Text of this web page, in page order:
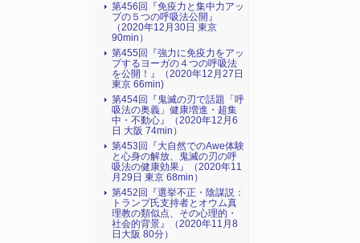
第456回『免疫力と集中力アッ
プの５つの呼吸法公開』
（2020年12月30日 東京
90min）
第455回『強力に免疫力をアッ
プするヨーガの４つの呼吸法
を公開！』（2020年12月27日
東京 66min)
第454回『鬼滅の刃で話題「呼
吸法の奥義」健康増進・超集
中・不動心』（2020年12月6
日 大阪 74min）
第453回『大自然でのAwe体験
と心身の解放、鬼滅の刃の呼
吸法の健康効果』（2020年11
月29日 東京 68min）
第452回『選挙不正・陰謀説：
トランプ氏支持者とオウム真
理教の類似点、その心理的・
社会的背景』（2020年11月8
日大阪 80分）